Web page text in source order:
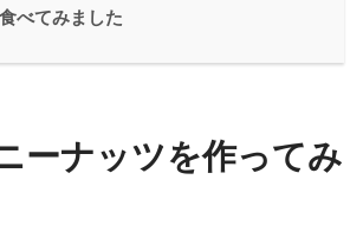
べてみました
ーナッツを作ってみ